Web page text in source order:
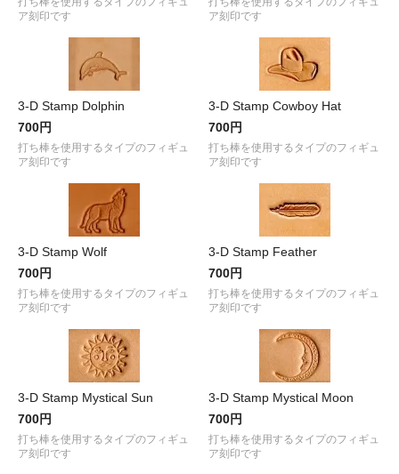
ア刻印です
ア刻印です
3-D Stamp Dolphin
700円
打ち棒を使用するタイプのフィギュ
ア刻印です
3-D Stamp Cowboy Hat
700円
打ち棒を使用するタイプのフィギュ
ア刻印です
3-D Stamp Wolf
700円
打ち棒を使用するタイプのフィギュ
ア刻印です
3-D Stamp Feather
700円
打ち棒を使用するタイプのフィギュ
ア刻印です
3-D Stamp Mystical Sun
700円
打ち棒を使用するタイプのフィギュ
ア刻印です
3-D Stamp Mystical Moon
700円
打ち棒を使用するタイプのフィギュ
ア刻印です